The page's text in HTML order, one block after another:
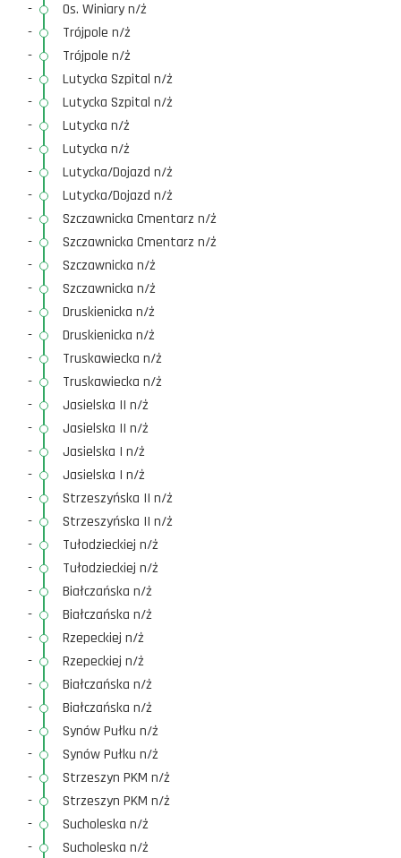
-
Os. Winiary n/ż
-
Trójpole n/ż
-
Trójpole n/ż
-
Lutycka Szpital n/ż
-
Lutycka Szpital n/ż
-
Lutycka n/ż
-
Lutycka n/ż
-
Lutycka/Dojazd n/ż
-
Lutycka/Dojazd n/ż
-
Szczawnicka Cmentarz n/ż
-
Szczawnicka Cmentarz n/ż
-
Szczawnicka n/ż
-
Szczawnicka n/ż
-
Druskienicka n/ż
-
Druskienicka n/ż
-
Truskawiecka n/ż
-
Truskawiecka n/ż
-
Jasielska II n/ż
-
Jasielska II n/ż
-
Jasielska I n/ż
-
Jasielska I n/ż
-
Strzeszyńska II n/ż
-
Strzeszyńska II n/ż
-
Tułodzieckiej n/ż
-
Tułodzieckiej n/ż
-
Białczańska n/ż
-
Białczańska n/ż
-
Rzepeckiej n/ż
-
Rzepeckiej n/ż
-
Białczańska n/ż
-
Białczańska n/ż
-
Synów Pułku n/ż
-
Synów Pułku n/ż
-
Strzeszyn PKM n/ż
-
Strzeszyn PKM n/ż
-
Sucholeska n/ż
-
Sucholeska n/ż